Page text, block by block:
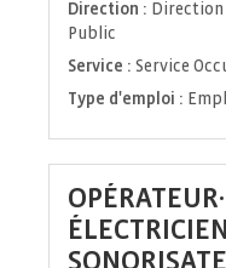
Direction :
Public
Service : Service
Type d'emploi :